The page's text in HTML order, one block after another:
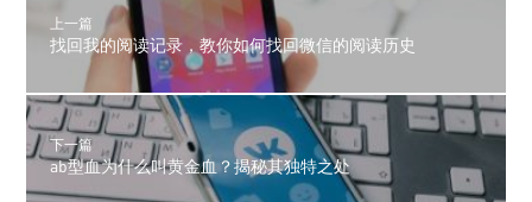
上一篇
找回我的阅读记录，教你如何找回微信的阅读历史
下一篇
ab型血为什么叫黄金血？揭秘其独特之处